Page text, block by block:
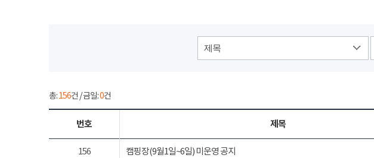
제목
총:156건 / 금일:0건
번호 제목
156 캠핑장(9월1일~6일) 미운영 공지